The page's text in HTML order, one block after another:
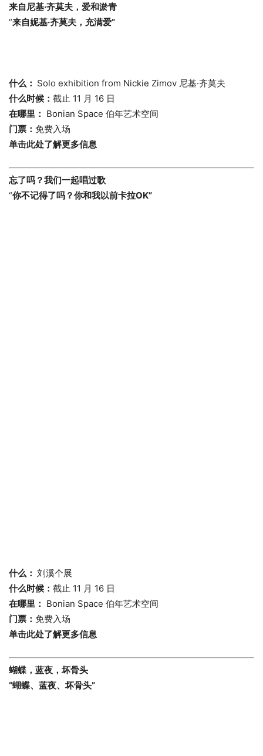
来自尼基·齐莫夫，爱和淤青
“来自妮基·齐莫夫，充满爱”
什么： Solo exhibition from Nickie Zimov 尼基·齐莫夫
什么时候： 截止 11 月 16 日
在哪里： Bonian Space 伯年艺术空间
门票： 免费入场
单击此处了解更多信息
忘了吗？我们一起唱过歌
“你不记得了吗？你和我以前卡拉OK”
什么： 刘溪个展
什么时候： 截止 11 月 16 日
在哪里： Bonian Space 伯年艺术空间
门票： 免费入场
单击此处了解更多信息
蝴蝶，蓝夜，坏骨头
“蝴蝶、蓝夜、坏骨头”